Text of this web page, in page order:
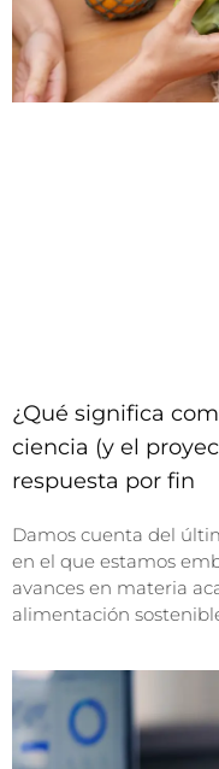
¿Qué significa
ciencia (y el
respuesta por fin
Damos cuenta del
en el que estamos
avances en materia
alimentación